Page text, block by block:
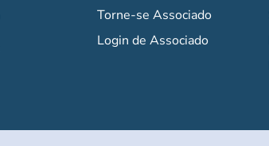
Torne-se Associado
Login de Associado